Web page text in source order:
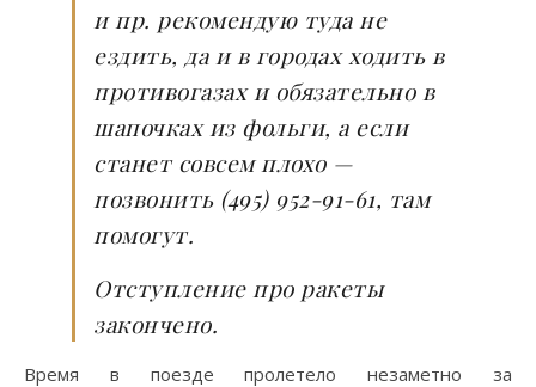
и пр. рекомендую туда не
ездить, да и в городах ходить в
противогазах и обязательно в
шапочках из фольги, а если
станет совсем плохо —
позвонить (495) 952-91-61, там
помогут.
Отступление про ракеты
закончено.
Время в поезде пролетело незаметно за